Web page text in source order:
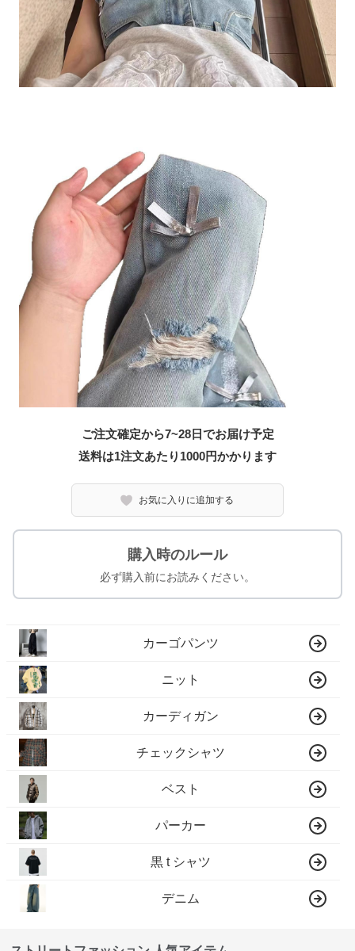
ご注文確定から7~28日でお届け予定
送料は1注文あたり 1000円かかります
お気に入りに追加する
購入時のルール
必ず購入前にお読みください。
カーゴパンツ
ニット
カーディガン
チェックシャツ
ベスト
パーカー
黒 t シャツ
デニム